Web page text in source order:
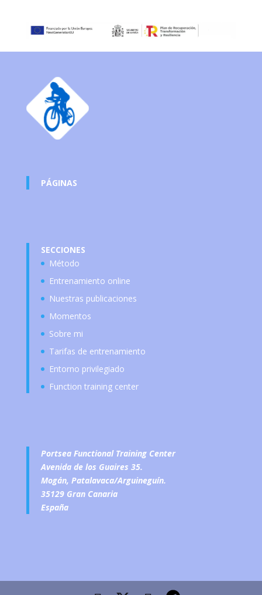
PÁGINAS
SECCIONES
Método
Entrenamiento online
Nuestras publicaciones
Momentos
Sobre mi
Tarifas de entrenamiento
Entorno privilegiado
Function training center
Portsea Functional Training Center
Avenida de los Guaires 35.
Mogán, Patalavaca/Arguineguín.
35129 Gran Canaria
España